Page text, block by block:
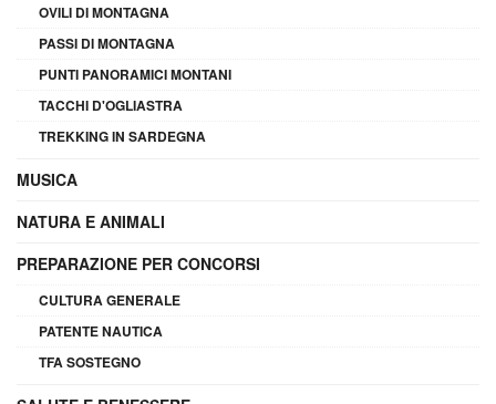
OVILI DI MONTAGNA
PASSI DI MONTAGNA
PUNTI PANORAMICI MONTANI
TACCHI D'OGLIASTRA
TREKKING IN SARDEGNA
MUSICA
NATURA E ANIMALI
PREPARAZIONE PER CONCORSI
CULTURA GENERALE
PATENTE NAUTICA
TFA SOSTEGNO